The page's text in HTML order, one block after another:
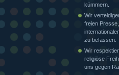
kümmern.
Wir
freien
zu befassen.
Wir
religiöse
uns gegen